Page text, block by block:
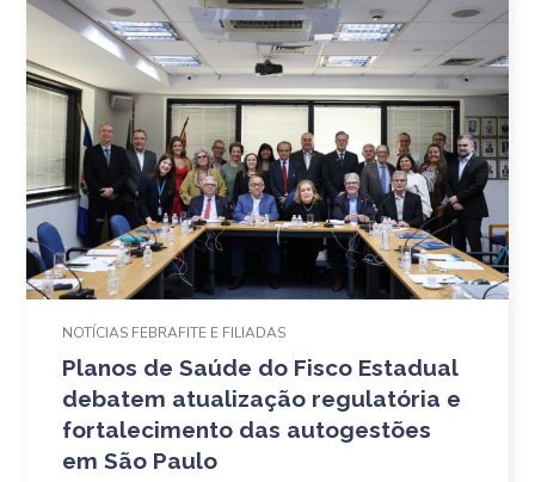
NOTÍCIAS FEBRAFITE E FILIADAS
Planos de Saúde do Fisco Estadual
debatem atualização regulatória e
fortalecimento das autogestões
em São Paulo